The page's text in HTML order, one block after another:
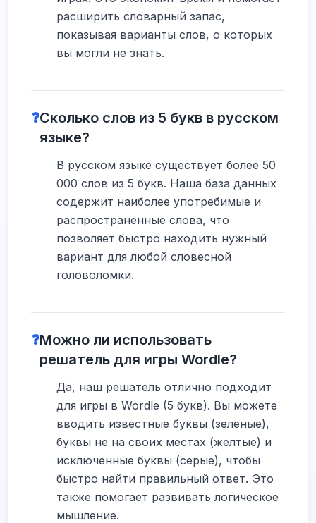
расширить словарный запас,
показывая варианты слов, о которых
вы могли не знать.
❓Сколько слов из 5 букв в русском
языке?
В русском языке существует более 50
000 слов из 5 букв. Наша база данных
содержит наиболее употребимые и
распространенные слова, что
позволяет быстро находить нужный
вариант для любой словесной
головоломки.
❓Можно ли использовать
решатель для игры Wordle?
Да, наш решатель отлично подходит
для игры в Wordle (5 букв). Вы можете
вводить известные буквы (зеленые),
буквы не на своих местах (желтые) и
исключенные буквы (серые), чтобы
быстро найти правильный ответ. Это
также помогает развивать логическое
мышление.